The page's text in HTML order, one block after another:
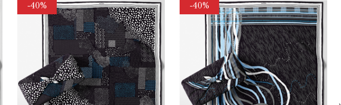
-40% -40%